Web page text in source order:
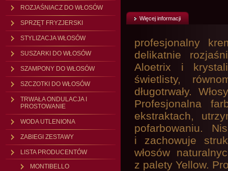
ROZJAŚNIACZ DO WŁOSÓW
SPRZĘT FRYZJERSKI
STYLIZACJA WŁOSÓW
SUSZARKI DO WŁOSÓW
SZAMPONY DO WŁOSÓW
SZCZOTKI DO WŁOSÓW
TRWAŁA ONDULACJA I
PROSTOWANIE
WODA UTLENIONA
ZABIEGI ZESTAWY
LISTA PRODUCENTÓW
MONTIBELLO
Więcej informacji
profesjonalny
delikatnie
Aloetrix i
świetlisty,
długotrwały.
Profesjonalna
ekstraktach,
pofarbowaniu.
i zachowuje
włosów
z palety Yellow.